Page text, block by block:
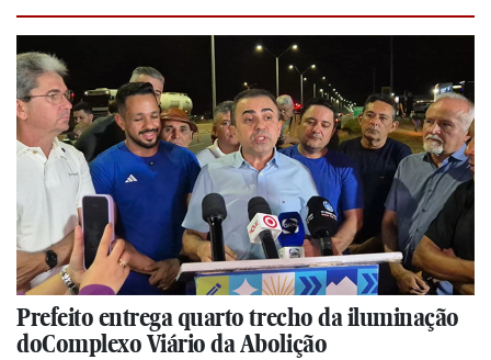
Prefeito entrega quarto trecho da iluminação
doComplexo Viário da Abolição